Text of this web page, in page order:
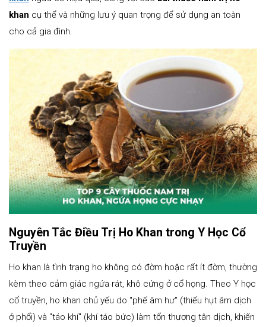
khan cụ thể và những lưu ý quan trọng để sử dụng an toàn
cho cả gia đình.
Nguyên Tắc Điều Trị Ho Khan trong Y Học Cổ
Truyền
Ho khan là tình trạng ho không có đờm hoặc rất ít đờm, thường
kèm theo cảm giác ngứa rát, khô cứng ở cổ họng. Theo Y học
cổ truyền, ho khan chủ yếu do "phế âm hư" (thiếu hụt âm dịch
ở phổi) và "táo khí" (khí táo bức) làm tổn thương tân dịch, khiến